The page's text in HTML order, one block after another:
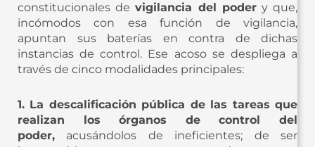
constitucionales devigilancia del podery que,
incómodos con esa función de vigilancia,
apuntan sus baterías en contra de dichas
instancias de control. Ese acoso se despliega a
través de cinco modalidades principales:
1. La descalificación pública de las tareas que
realizan los órganos de control del
poder, acusándolos de ineficientes; de ser